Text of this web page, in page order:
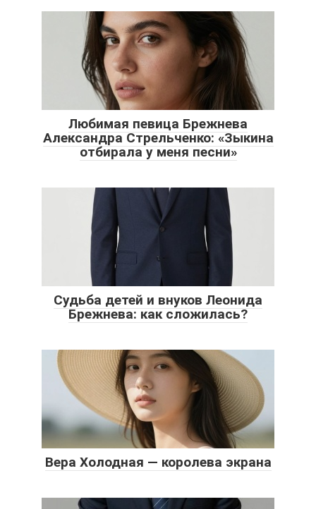
Любимая певица Брежнева
Александра Стрельченко: «Зыкина
отбирала у меня песни»
Судьба детей и внуков Леонида
Брежнева: как сложилась?
Вера Холодная — королева экрана